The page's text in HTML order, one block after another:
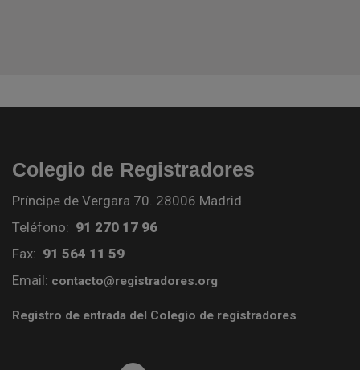
Colegio de Registradores
Príncipe de Vergara 70. 28006 Madrid
Teléfono: 91 270 17 96
Fax: 91 564 11 59
Email: contacto@registradores.org
Registro de entrada del Colegio de registradores